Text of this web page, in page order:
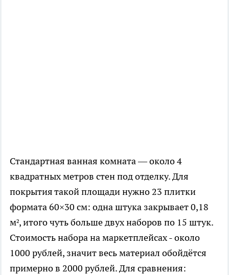
Стандартная ванная комната — около 4
квадратных метров стен под отделку. Для
покрытия такой площади нужно 23 плитки
формата 60×30 см: одна штука закрывает 0,18
м², итого чуть больше двух наборов по 15 штук.
Стоимость набора на маркетплейсах - около
1000 рублей, значит весь материал обойдётся
примерно в 2000 рублей. Для сравнения: